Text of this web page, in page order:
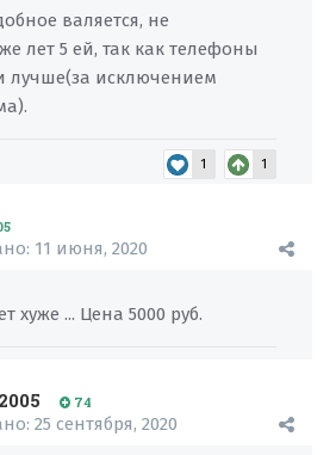
валяется, не
лет 5 ей, так как телефоны
лучше(за исключением
1 1
11 июня, 2020
хуже ... Цена 5000 руб.
74
25 сентября, 2020